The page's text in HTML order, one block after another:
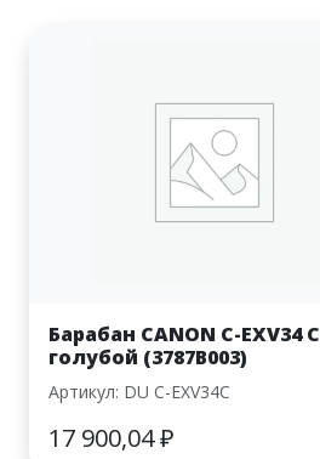
Барабан CANON С-EXV34 C
голубой (3787B003)
Артикул: DU С-EXV34C
17 900,04₽